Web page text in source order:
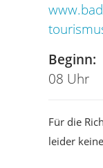
Beginn:
08 Uhr
Für die
leider